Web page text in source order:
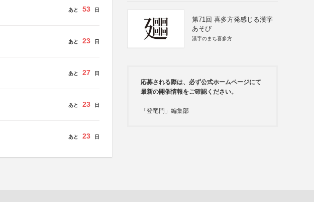
あと 53 日
あと 23 日
あと 27 日
あと 23 日
あと 23 日
第71回 喜多方発感じる漢字
あそび
漢字のまち喜多方
応募される際は、必ず公式ホームページにて
最新の開催情報をご確認ください。
「登竜門」編集部